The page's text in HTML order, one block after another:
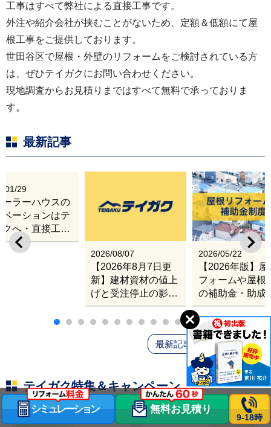
工事はすべて弊社による直接工事です。
外注や紹介会社が挟むことがないため、定額＆低額にて屋
根工事をご提供しております。
世田谷区で屋根・外壁のリフォームをご検討されている方
は、ぜひテイガクにお問い合わせください。
現地調査からお見積りまではすべて無料で承っておりま
す。
最新記事
2026/08/07
【2026年8月7日更
新】建材資材の値上
げと受注停止の影響
｜塗料・屋根材・シ
ンナー・断熱材・ル
ーフィングの値上げ
と材料入手困難・出
2026/05/22
【2026年版】
フォームや屋根
の補助金・助成
業
01/29
ーラーハウスの
ベーションはテ
クへ・直接工事
張改修サービス
最新記事をもっと読む
テイガク特集＆キャンペーン
シミュレーション 無料お見積り
9-18時